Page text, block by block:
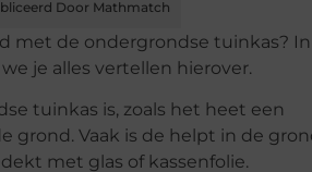
Door Mathmatch
met de ondergrondse tuinkas? In
je alles vertellen hierover.
tuinkas is, zoals het heet een
grond. Vaak is de helpt in de
met glas of kassenfolie.